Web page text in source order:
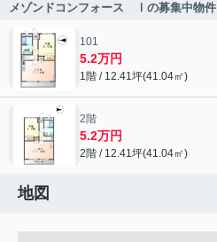
メゾンドコンフォース Ⅰの募集中物件
101
5.2万円
1階 / 12.41坪(41.04㎡)
2階
5.2万円
2階 / 12.41坪(41.04㎡)
地図